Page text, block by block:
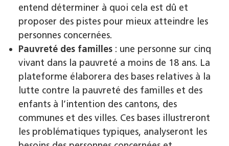
entend déterminer à quoi cela est dû et
proposer des pistes pour mieux atteindre les
personnes concernées.
Pauvreté des familles : une personne sur cinq
vivant dans la pauvreté a moins de 18 ans. La
plateforme élaborera des bases relatives à la
lutte contre la pauvreté des familles et des
enfants à l’intention des cantons, des
communes et des villes. Ces bases illustreront
les problématiques typiques, analyseront les